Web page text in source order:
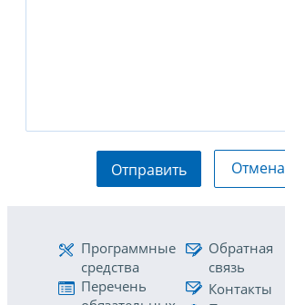
Отправить Отмена
Программные
средства
Перечень
Обратная
связь
Контакты